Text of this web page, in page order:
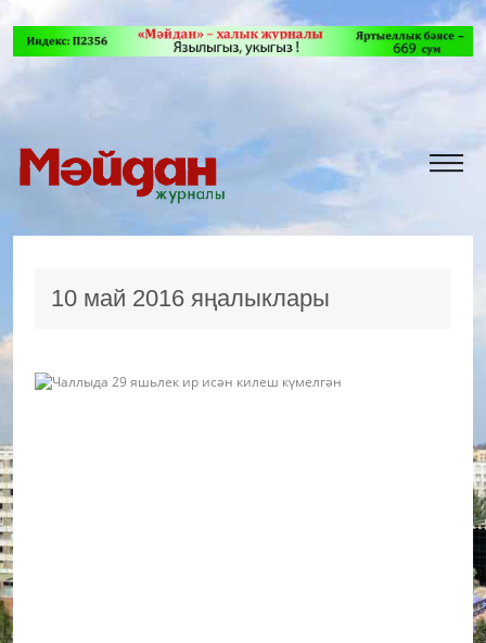
10 май 2016 яңалыклары